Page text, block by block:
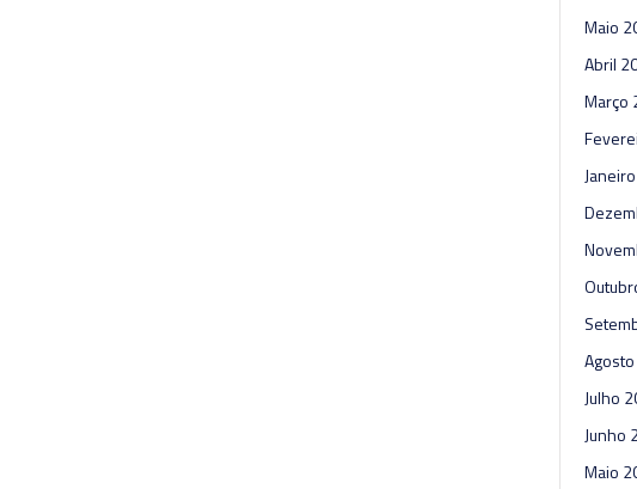
Maio
Abril
Março
Julho
Junho
Maio